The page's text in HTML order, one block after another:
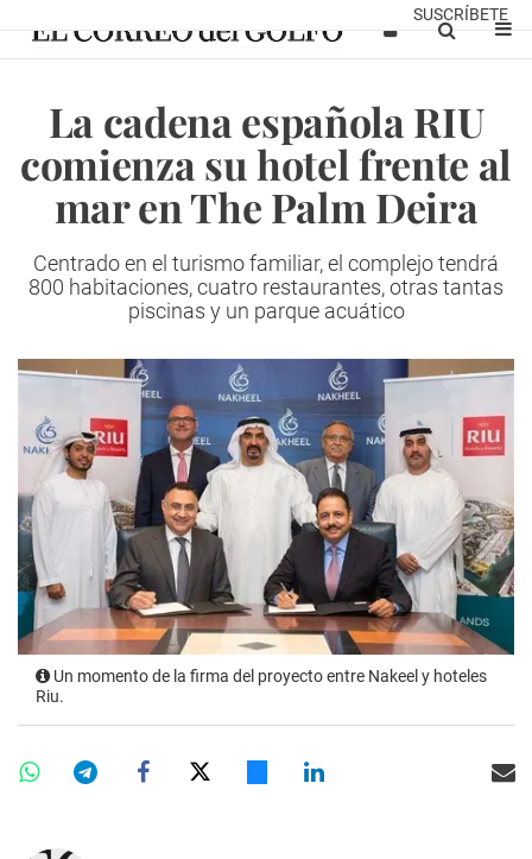
SUSCRÍBETE
La cadena española RIU
comienza su hotel frente al
mar en The Palm Deira
Centrado en el turismo familiar, el complejo tendrá
800 habitaciones, cuatro restaurantes, otras tantas
piscinas y un parque acuático
Un momento de la firma del proyecto entre Nakeel y hoteles
Riu.